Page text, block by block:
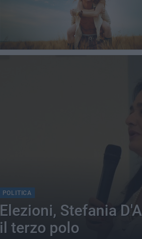
POLITICA
Elezioni, Stefania
il terzo polo